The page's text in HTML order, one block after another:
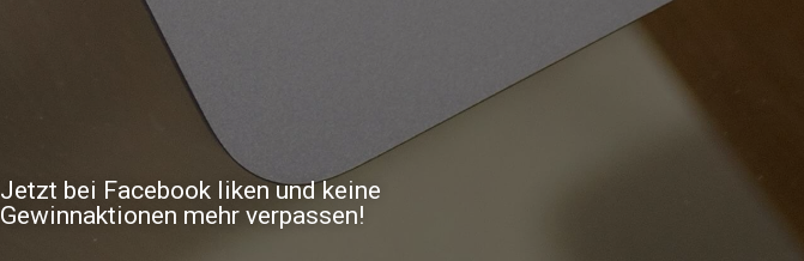
Jetzt bei Facebook liken und keine
Gewinnaktionen mehr verpassen!